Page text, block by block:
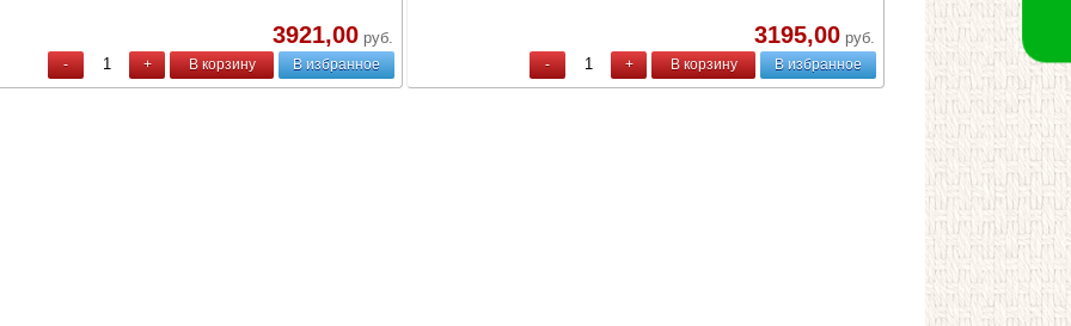
3921,00 руб.
- + В корзину В избранное
3195,00 руб.
- + В корзину В избранное